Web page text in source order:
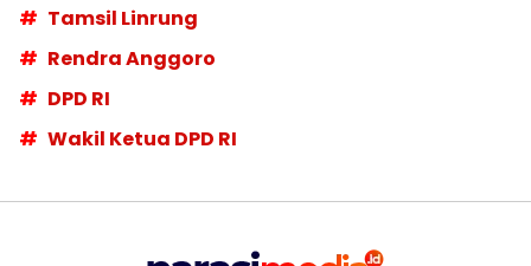
Tamsil Linrung
Rendra Anggoro
DPD RI
Wakil Ketua DPD RI